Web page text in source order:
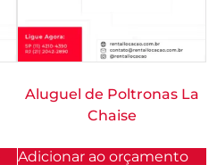
Aluguel de Poltronas La
Chaise
Adicionar ao orçamento